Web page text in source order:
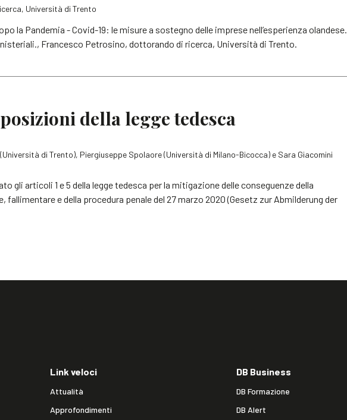
Università di Trento
la Pandemia - Covid-19: le misure a sostegno delle imprese nell’esperienza olandese.
Francesco Petrosino, dottorando di ricerca, Università di Trento.
della legge tedesca
di Trento), Piergiuseppe Spolaore (Università di Milano-Bicocca) e Sara Giacomini
gli articoli 1 e 5 della legge tedesca per la mitigazione delle conseguenze della
fallimentare e della procedura penale del 27 marzo 2020 (Gesetz zur Abmilderung der
Link veloci
Attualità
Approfondimenti
DB Business
DB Formazione
DB Alert